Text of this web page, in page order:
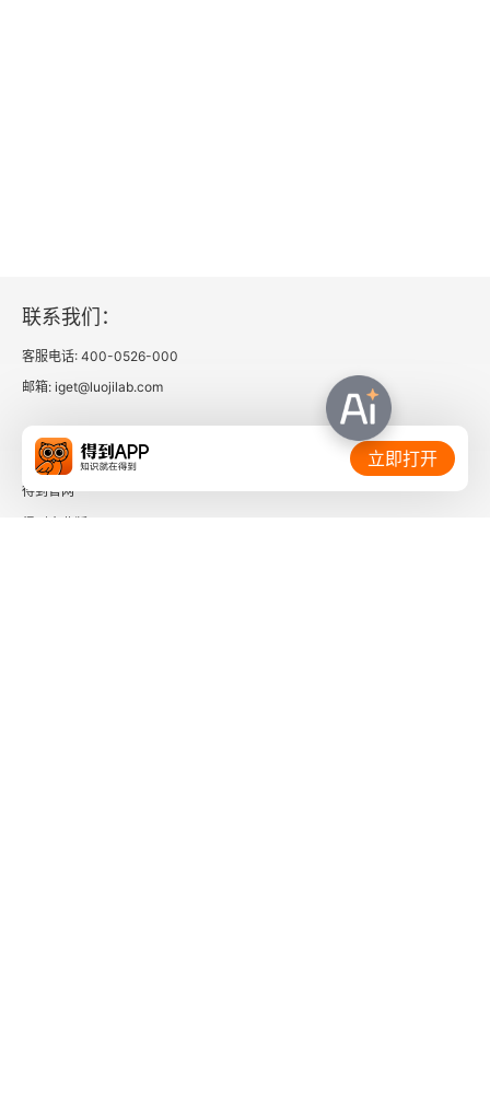
联系我们：
客服电话: 400-0526-000
邮箱: iget@luojilab.com
相关链接：
得到官网
立即打开